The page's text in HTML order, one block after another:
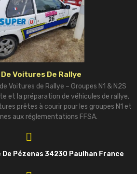
Voitures De Rallye
Voitures de Rallye – Groupes N1 & N2S
et la préparation de véhicules de rallye,
prêtes à courir pour les groupes N1 et
aux réglementations FFSA.
De Pézenas 34230 Paulhan France